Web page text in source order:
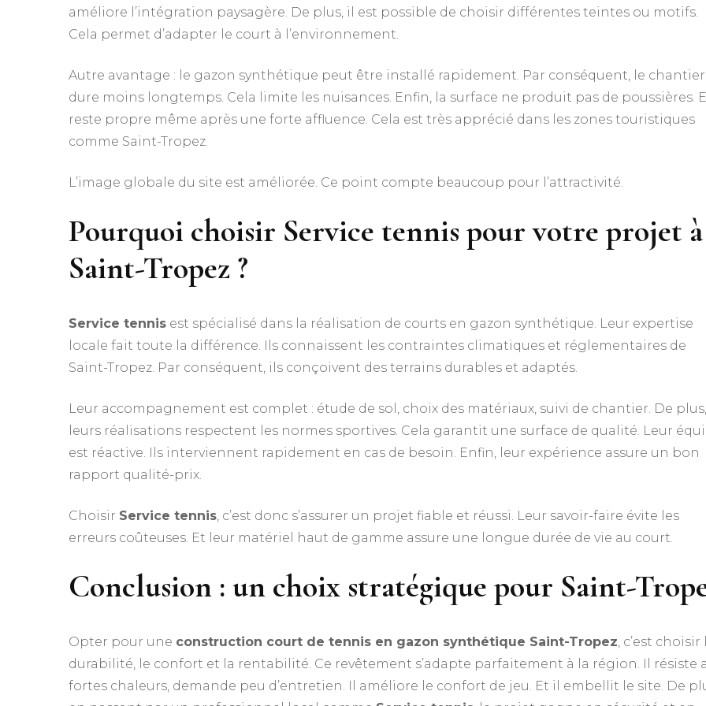
améliore l’intégration paysagère. De plus, il est possible de choisir différentes teintes ou motifs.
Cela permet d’adapter le court à l’environnement.
Autre avantage : le gazon synthétique peut être installé rapidement. Par conséquent, le chantier
dure moins longtemps. Cela limite les nuisances. Enfin, la surface ne produit pas de poussières.
reste propre même après une forte affluence. Cela est très apprécié dans les zones touristiques
comme Saint-Tropez.
L’image globale du site est améliorée. Ce point compte beaucoup pour l’attractivité.
Pourquoi choisir Service tennis pour votre projet à
Saint-Tropez ?
Service tennis est spécialisé dans la réalisation de courts en gazon synthétique. Leur expertise
locale fait toute la différence. Ils connaissent les contraintes climatiques et réglementaires de
Saint-Tropez. Par conséquent, ils conçoivent des terrains durables et adaptés.
Leur accompagnement est complet : étude de sol, choix des matériaux, suivi de chantier. De plus,
leurs réalisations respectent les normes sportives. Cela garantit une surface de qualité. Leur
est réactive. Ils interviennent rapidement en cas de besoin. Enfin, leur expérience assure un bon
rapport qualité-prix.
Choisir Service tennis , c’est donc s’assurer un projet fiable et réussi. Leur savoir-faire évite les
erreurs coûteuses. Et leur matériel haut de gamme assure une longue durée de vie au court.
Conclusion : un choix stratégique pour Saint-
Opter pour une construction court de tennis en gazon synthétique Saint-Tropez, c’est choisir
durabilité, le confort et la rentabilité. Ce revêtement s’adapte parfaitement à la région. Il résiste
fortes chaleurs, demande peu d’entretien. Il améliore le confort de jeu. Et il embellit le site. De